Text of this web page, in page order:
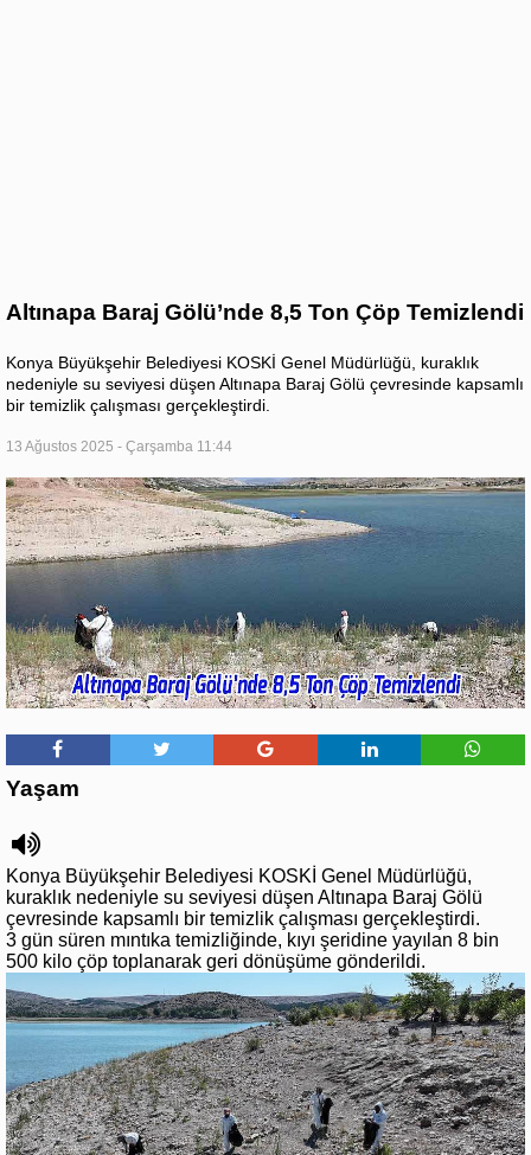
Altınapa Baraj Gölü’nde 8,5 Ton Çöp Temizlendi
Konya Büyükşehir Belediyesi KOSKİ Genel Müdürlüğü, kuraklık
nedeniyle su seviyesi düşen Altınapa Baraj Gölü çevresinde kapsamlı
bir temizlik çalışması gerçekleştirdi.
13 Ağustos 2025 - Çarşamba 11:44
Yaşam
Konya Büyükşehir Belediyesi KOSKİ Genel Müdürlüğü,
kuraklık nedeniyle su seviyesi düşen Altınapa Baraj Gölü
çevresinde kapsamlı bir temizlik çalışması gerçekleştirdi.
3 gün süren mıntıka temizliğinde, kıyı şeridine yayılan 8 bin
500 kilo çöp toplanarak geri dönüşüme gönderildi.